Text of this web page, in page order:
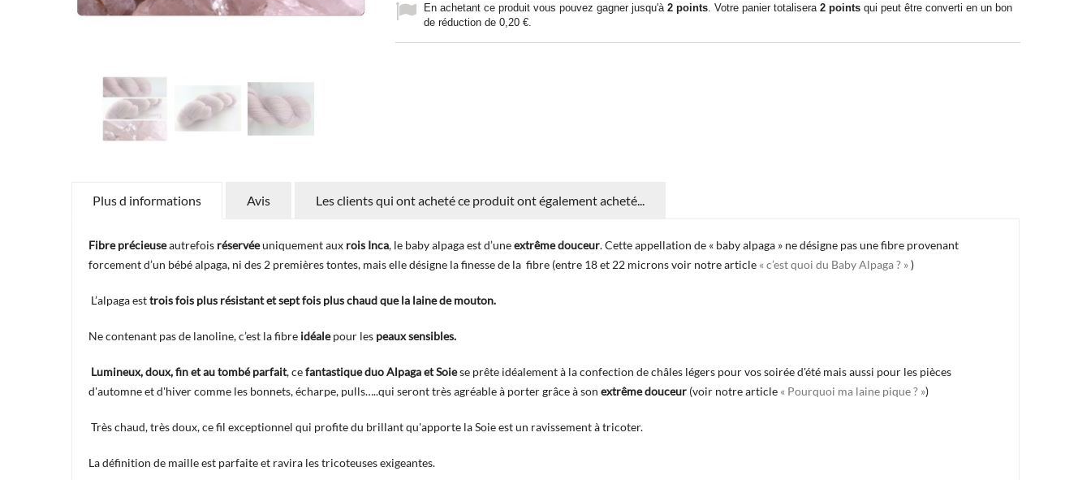
En achetant ce produit vous pouvez gagner jusqu'à 2points. Votre panier totalisera 2pointsqui peut être converti en un bon
de réduction de 0,20 €.
Plus d informations Avis Les clients qui ont acheté ce produit ont également acheté...
Fibre précieuseautrefois réservéeuniquement aux rois Inca, le baby alpaga est d’uneextrême douceur. Cette appellation de « baby alpaga » ne désigne pas une fibre provenant
forcement d’un bébé alpaga, ni des 2 premières tontes, mais elle désigne la finesse de la fibre (entre 18 et 22 microns voir notre article « c’est quoi du Baby Alpaga ? »)
L’alpaga esttrois fois plus résistant et sept fois plus chaud que la laine de mouton.
Ne contenant pas de lanoline, c’est la fibre idéalepour les peaux sensibles.
Lumineux, doux, fin et au tombé parfait, cefantastique duo Alpaga et Soiese prête idéalement à la confection de châles légers pour vos soirée d'été mais aussi pour les pièces
d'automne et d'hiver comme les bonnets, écharpe, pulls…..qui seront très agréable à porter grâce à son extrême douceur (voir notre article « Pourquoi ma laine pique ? »)
Très chaud, très doux, ce fil exceptionnel qui profite du brillant qu'apporte la Soie est un ravissement à tricoter.
La définition de maille est parfaite et ravira les tricoteuses exigeantes.